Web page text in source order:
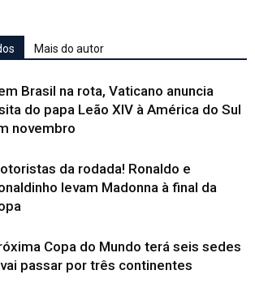
Mais do autor
Brasil na rota, Vaticano anuncia
do papa Leão XIV à América do Sul
novembro
da rodada! Ronaldo e
levam Madonna à final da
Copa do Mundo terá seis sedes
passar por três continentes